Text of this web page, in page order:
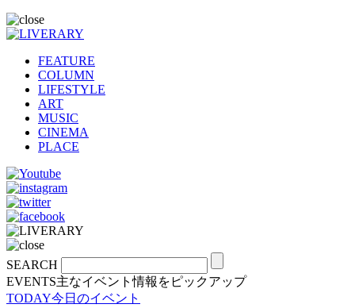
FEATURE
COLUMN
LIFESTYLE
ART
MUSIC
CINEMA
PLACE
SEARCH
EVENTS主なイベント情報をピックアップ
TODAY今日のイベント